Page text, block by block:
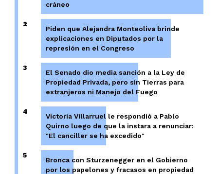
cráneo
2
Piden que Alejandra Monteoliva brinde
explicaciones en Diputados por la
represión en el Congreso
3
El Senado dio media sanción a la Ley de
Propiedad Privada, pero sin Tierras para
extranjeros ni Manejo del Fuego
4
Victoria Villarruel le respondió a Pablo
Quirno luego de que la instara a renunciar:
"El canciller se ha excedido"
5
Bronca con Sturzenegger en el Gobierno
por los papelones y fracasos en propiedad